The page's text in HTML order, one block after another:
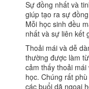
Sự đồng nhất và
giúp tạo ra sự
Mỗi học sinh đều
nhất và sự liên kết
Thoải mái và dễ
thường được làm
cảm thấy thoải
học. Chúng rất
các buổi dã ngoại